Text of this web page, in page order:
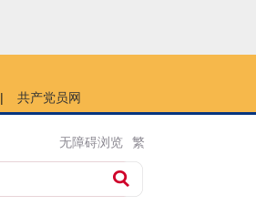
| 共产党员网
繁
无障碍浏览